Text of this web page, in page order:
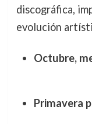
discográfica,
evolución
Octubre,
Primavera